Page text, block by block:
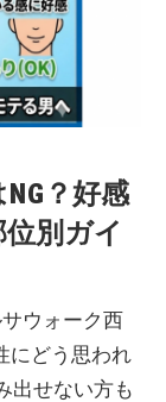
？好感
別ガイ
ウォーク西
にどう思われ
出せない方も